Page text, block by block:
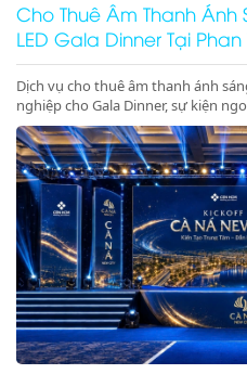
Cho Thuê Âm Thanh Ánh
LED Gala Dinner Tại
Thuận Ninh Chữ Vĩnh Hy
Dịch vụ cho thuê âm thanh ánh
nghiệp cho Gala Dinner, sự kiện
Gà, Ninh Thuận, Ninh Chữ, Vĩnh
phục vụ tận tâm. Gọi ngay hotline
hôm nay!